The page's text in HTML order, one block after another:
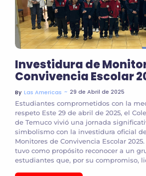
Investidura de
Convivencia Escolar
By Las Americas ~ 29 de Abril de 2025
Estudiantes comprometidos con la
respeto Este 29 de abril de 2025, el
de Temuco vivió una jornada
simbolismo con la investidura oficial
Monitores de Convivencia Escolar
tuvo como propósito reconocer a un
estudiantes que, por su compromiso,